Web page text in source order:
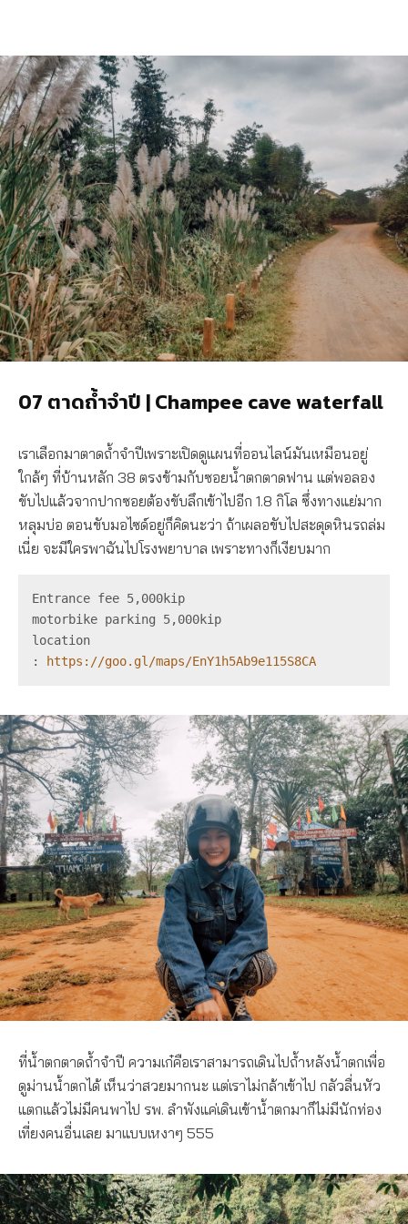
07 ตาดถ้ำจำปี | Champee cave waterfall
เราเลือกมาตาดถ้ำจำปีเพราะเปิดดูแผนที่ออนไลน์มันเหมือนอยู่
ใกล้ๆ ที่บ้านหลัก 38 ตรงข้ามกับซอยน้ำตกตาดฟาน แต่พอลอง
ขับไปแล้วจากปากซอยต้องขับลึกเข้าไปอีก 1.8 กิโล ซึ่งทางแย่มาก
หลุมบ่อ ตอนขับมอไซด์อยู่ก็คิดนะว่า ถ้าเผลอขับไปสะดุดหินรถล่ม
เนี่ย จะมีใครพาฉันไปโรงพยาบาล เพราะทางก็เงียบมาก
Entrance fee 5,000kip
motorbike parking 5,000kip
location
:
https://goo.gl/maps/EnY1h5Ab9e115S8CA
ที่น้ำตกตาดถ้ำจำปี ความเก๋คือเราสามารถเดินไปถ้ำหลังน้ำตกเพื่อ
ดูม่านน้ำตกได้ เห็นว่าสวยมากนะ แต่เราไม่กล้าเข้าไป กลัวลื่นหัว
แตกแล้วไม่มีคนพาไป รพ. ลำพังแค่เดินเข้าน้ำตกมาก็ไม่มีนักท่อง
เที่ยงคนอื่นเลย มาแบบเหงาๆ 555